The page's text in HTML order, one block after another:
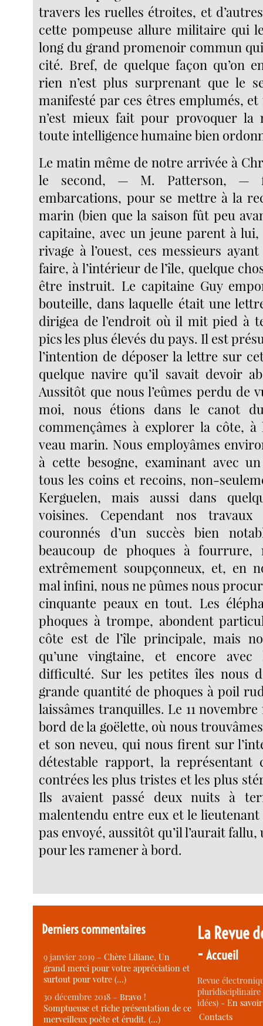
travers les ruelles étroites, et
cette pompeuse allure militaire qui
long du grand promenoir commun
cité. Bref, de quelque façon qu’on
rien n’est plus surprenant que le
manifesté par ces êtres emplumés,
n’est mieux fait pour provoquer la
toute intelligence humaine bien
Le matin même de notre arrivée à
le second, — M. Patterson, —
embarcations, pour se mettre à la
marin (bien que la saison fût peu
capitaine, avec un jeune parent à
rivage à l’ouest, ces messieurs
faire, à l’intérieur de l’île, quelque
être instruit. Le capitaine Guy
bouteille, dans laquelle était une
dirigea de l’endroit où il mit pied à
pics les plus élevés du pays. Il est
l’intention de déposer la lettre sur
quelque navire qu’il savait devoir
Aussitôt que nous l’eûmes perdu de
moi, nous étions dans le canot
commençâmes à explorer la côte,
veau marin. Nous employâmes
à cette besogne, examinant avec
tous les coins et recoins, non-
Kerguelen, mais aussi dans
voisines. Cependant nos
couronnés d’un succès bien
beaucoup de phoques à fourrure,
extrêmement soupçonneux, et, en
mal infini, nous ne pûmes nous
cinquante peaux en tout. Les
phoques à trompe, abondent
côte est de l’île principale, mais
qu’une vingtaine, et encore
difficulté. Sur les petites îles nous
grande quantité de phoques à poil
laissâmes tranquilles. Le 11
bord de la goëlette, où nous
et son neveu, qui nous firent sur
détestable rapport, la représentant
contrées les plus tristes et les plus
Ils avaient passé deux nuits à
malentendu entre eux et le
pas envoyé, aussitôt qu’il l’aurait
pour les ramener à bord.
Derniers commentaires
9 janvier 2019 –Chère Liliane, Un
grand merci pour votre appréciation et
surtout pour votre (…)
30 décembre 2018 –Bravo !
Somptueuse et riche présentation de ce
merveilleux poète et érudit. (…)
La Revue
-Accueil
Revue
idées) -En
Contacts